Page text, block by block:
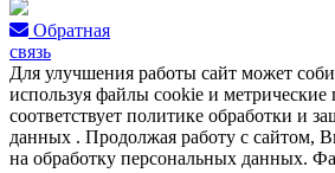
Обратная
связь
Для улучшения работы сайт может
используя файлы cookie и
соответствует политике обработки и
данных . Продолжая работу с сайтом,
на обработку персональных данных.